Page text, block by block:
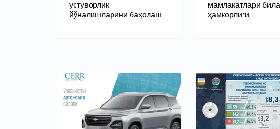
устуворлик
йўналишларини баҳолаш
мамлакатлари
ҳамкорлиги